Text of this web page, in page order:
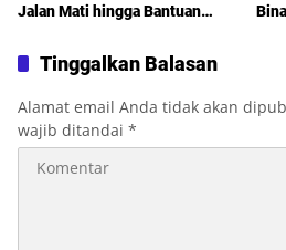
Jalan Mati hingga Bantuan
Sosperda Kemiskinan
Tinggalkan Balasan
Alamat email Anda tidak akan
wajib ditandai *